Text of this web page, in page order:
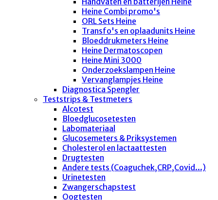
Heine Combi promo's
ORL Sets Heine
Transfo's en oplaadunits Heine
Bloeddrukmeters Heine
Heine Dermatoscopen
Heine Mini 3000
Onderzoekslampen Heine
Vervanglampjes Heine
Diagnostica Spengler
Teststrips & Testmeters
Alcotest
Bloedglucosetesten
Labomateriaal
Glucosemeters & Priksystemen
Cholesterol en lactaattesten
Drugtesten
Andere tests (Coaguchek,CRP,Covid...)
Urinetesten
Zwangerschapstest
Oogtesten